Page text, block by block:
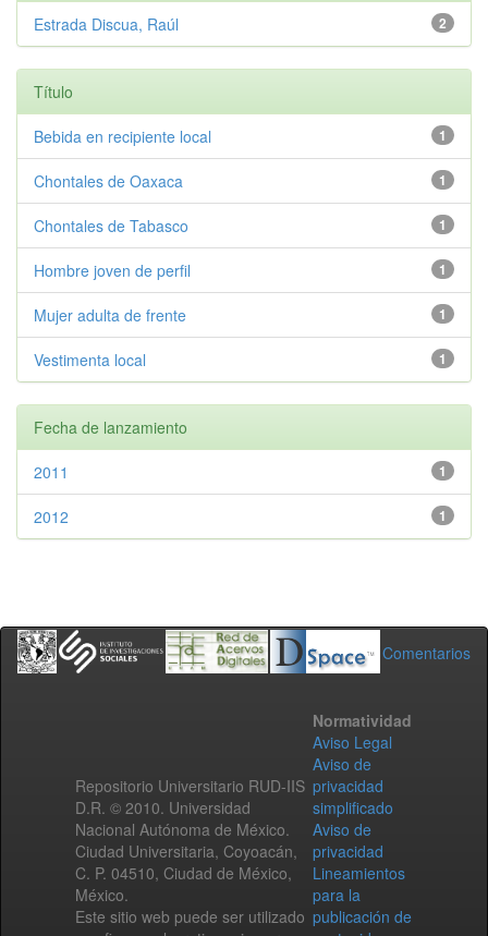
2
Estrada Discua, Raúl
Título
1
Bebida en recipiente local
1
Chontales de Oaxaca
1
Chontales de Tabasco
1
Hombre joven de perfil
1
Mujer adulta de frente
1
Vestimenta local
Fecha de lanzamiento
1
2011
1
2012
Comentarios
Repositorio Universitario RUD-IIS
D.R. © 2010. Universidad
Nacional Autónoma de México.
Ciudad Universitaria, Coyoacán,
C. P. 04510, Ciudad de México,
México.
Este sitio web puede ser utilizado
Normatividad
Aviso Legal
Aviso de
privacidad
simplificado
Aviso de
privacidad
Lineamientos
para la
publicación de